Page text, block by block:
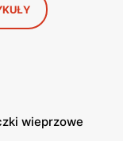
wieprzowe